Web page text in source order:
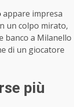
appare impresa
un colpo mirato,
banco a Milanello
di un giocatore
più